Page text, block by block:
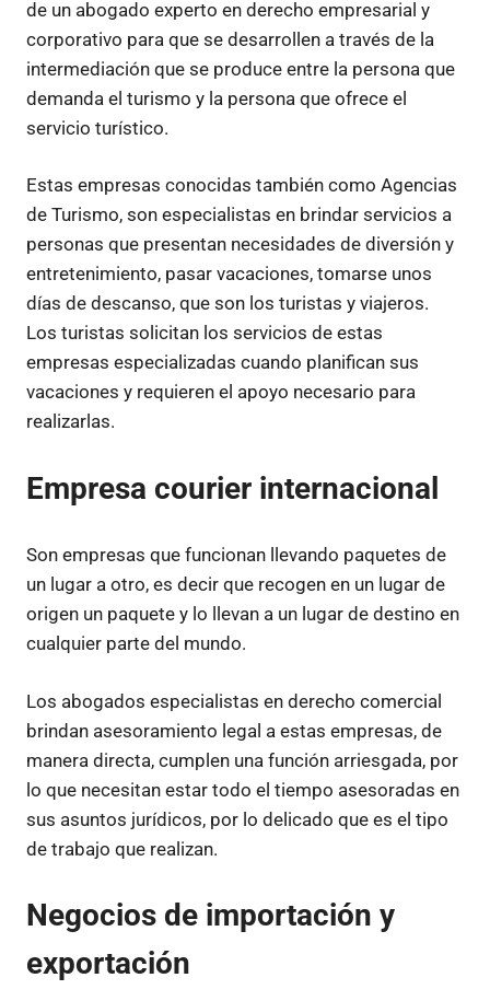
de un abogado experto en derecho empresarial y
corporativo para que se desarrollen a través de la
intermediación que se produce entre la persona que
demanda el turismo y la persona que ofrece el
servicio turístico.
Estas empresas conocidas también como Agencias
de Turismo, son especialistas en brindar servicios a
personas que presentan necesidades de diversión y
entretenimiento, pasar vacaciones, tomarse unos
días de descanso, que son los turistas y viajeros.
Los turistas solicitan los servicios de estas
empresas especializadas cuando planifican sus
vacaciones y requieren el apoyo necesario para
realizarlas.
Empresa courier internacional
Son empresas que funcionan llevando paquetes de
un lugar a otro, es decir que recogen en un lugar de
origen un paquete y lo llevan a un lugar de destino en
cualquier parte del mundo.
Los abogados especialistas en derecho comercial
brindan asesoramiento legal a estas empresas, de
manera directa, cumplen una función arriesgada, por
lo que necesitan estar todo el tiempo asesoradas en
sus asuntos jurídicos, por lo delicado que es el tipo
de trabajo que realizan.
Negocios de importación y
exportación